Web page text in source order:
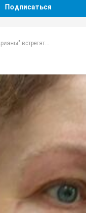
Подписаться
встретят...